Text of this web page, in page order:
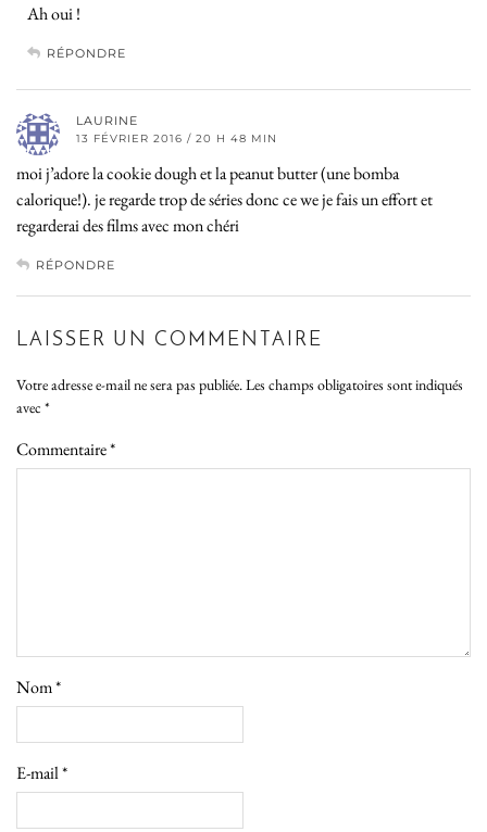
Ah oui !
RÉPONDRE
LAURINE
13 FÉVRIER 2016 / 20 H 48 MIN
moi j’adore la cookie dough et la peanut butter (une bomba
calorique!). je regarde trop de séries donc ce we je fais un effort et
regarderai des films avec mon chéri
RÉPONDRE
LAISSER UN COMMENTAIRE
Votre adresse e-mail ne sera pas publiée. Les champs obligatoires sont indiqués
avec *
Commentaire*
Nom*
E-mail*